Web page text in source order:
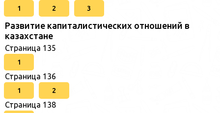
1 2 3
Развитие капиталистических отношений в
казахстане
Страница 135
1
Страница 136
1 2
Страница 138